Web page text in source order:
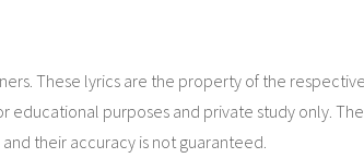
These lyrics are the property of the
educational purposes and private study only.
their accuracy is not guaranteed.